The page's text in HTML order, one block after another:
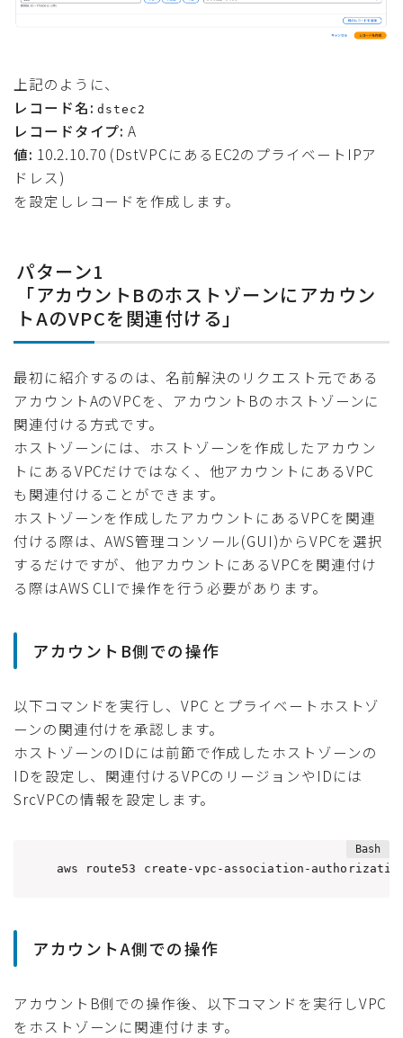
上記のように、
レコード名: dstec2
レコードタイプ: A
値: 10.2.10.70 (DstVPCにあるEC2のプライベートIPア
ドレス)
を設定しレコードを作成します。
パターン1
「アカウントBのホストゾーンにアカウン
トAのVPCを関連付ける」
最初に紹介するのは、名前解決のリクエスト元である
アカウントAのVPCを、アカウントBのホストゾーンに
関連付ける方式です。
ホストゾーンには、ホストゾーンを作成したアカウン
トにあるVPCだけではなく、他アカウントにあるVPC
も関連付けることができます。
ホストゾーンを作成したアカウントにあるVPCを関連
付ける際は、AWS管理コンソール(GUI)からVPCを選択
するだけですが、他アカウントにあるVPCを関連付け
る際はAWS CLIで操作を行う必要があります。
アカウントB側での操作
以下コマンドを実行し、VPC とプライベートホストゾ
ーンの関連付けを承認します。
ホストゾーンのIDには前節で作成したホストゾーンの
IDを設定し、関連付けるVPCのリージョンやIDには
SrcVPCの情報を設定します。
aws route53 create-vpc-association-
アカウントA側での操作
アカウントB側での操作後、以下コマンドを実行しVPC
をホストゾーンに関連付けます。